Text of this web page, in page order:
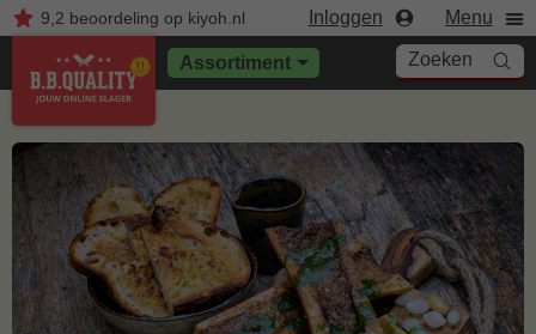
9,2 beoordelingop kiyoh.nl Inloggen Menu
Assortiment Zoeken